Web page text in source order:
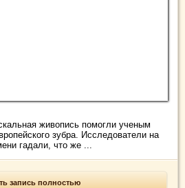
живопись помогли ученым
зубра. Исследователи на
гадали, что же ...
запись полностью